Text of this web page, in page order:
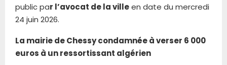
public par l’avocat de la villeen date du mercredi
24 juin 2026.
La mairie de Chessy condamnée à verser 6 000
euros à un ressortissant algérien